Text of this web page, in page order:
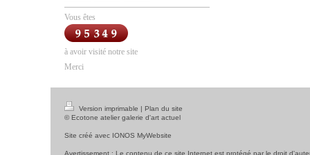
Vous êtes
à avoir visité notre site
Merci
Version imprimable | Plan du site
© Ecotone atelier galerie d'art actuel
Site créé avec IONOS MyWebsite
Avertissement : Le contenu de ce site Internet est protégé par le droit